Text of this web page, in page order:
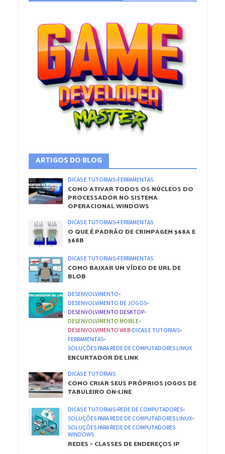
ARTIGOS DO BLOG
DICAS E TUTORIAIS•FERRAMENTAS
COMO ATIVAR TODOS OS NÚCLEOS DO
PROCESSADOR NO SISTEMA
OPERACIONAL WINDOWS
DICAS E TUTORIAIS•FERRAMENTAS
O QUE É PADRÃO DE CRIMPAGEM 568A E
568B
DICAS E TUTORIAIS•FERRAMENTAS
COMO BAIXAR UM VÍDEO DE URL DE
BLOB
DESENVOLVIMENTO•
DESENVOLVIMENTO DE JOGOS•
DESENVOLVIMENTO DESKTOP•
DESENVOLVIMENTO MOBILE•
DESENVOLVIMENTO WEB•DICAS E TUTORIAIS•
FERRAMENTAS•
SOLUÇÕES PARA REDE DE COMPUTADORES LINUX
ENCURTADOR DE LINK
DICAS E TUTORIAIS
COMO CRIAR SEUS PRÓPRIOS JOGOS DE
TABULEIRO ON-LINE
DICAS E TUTORIAIS•REDE DE COMPUTADORES•
SOLUÇÕES PARA REDE DE COMPUTADORES LINUX•
SOLUÇÕES PARA REDE DE COMPUTADORES
WINDOWS
REDES – CLASSES DE ENDEREÇOS IP